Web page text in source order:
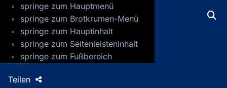
springe zum Hauptmenü
springe zum Brotkrumen-Menü
springe zum Hauptinhalt
springe zum Seitenleisteninhalt
springe zum Fußbereich
GFZ Helmholtz-Zentrum für
Presse
Jobs
Kontakt
Teilen